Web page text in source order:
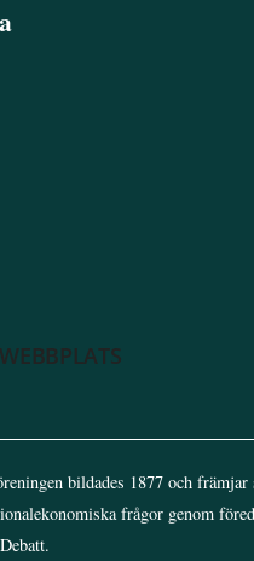
bildades 1877 och
frågor genom